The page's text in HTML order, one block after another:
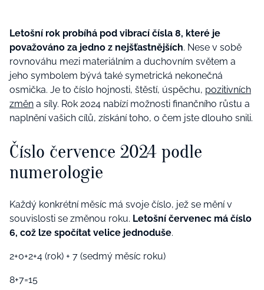
Letošní rok probíhá pod vibrací čísla 8, které je
považováno za jedno z nejšťastnějších. Nese v sobě
rovnováhu mezi materiálním a duchovním světem a
jeho symbolem bývá také symetrická nekonečná
osmička. Je to číslo hojnosti, štěstí, úspěchu, pozitivních
změn a síly. Rok 2024 nabízí možnosti finančního růstu a
naplnění vašich cílů, získání toho, o čem jste dlouho snili.
Číslo července 2024 podle
numerologie
Každý konkrétní měsíc má svoje číslo, jež se mění v
souvislosti se změnou roku. Letošní červenec má číslo
6, což lze spočítat velice jednoduše.
2+0+2+4 (rok) + 7 (sedmý měsíc roku)
8+7=15